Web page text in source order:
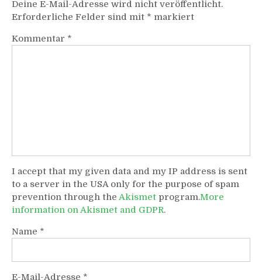
Deine E-Mail-Adresse wird nicht veröffentlicht.
Erforderliche Felder sind mit * markiert
Kommentar *
I accept that my given data and my IP address is sent
to a server in the USA only for the purpose of spam
prevention through the Akismet program.More
information on Akismet and GDPR.
Name *
E-Mail-Adresse *